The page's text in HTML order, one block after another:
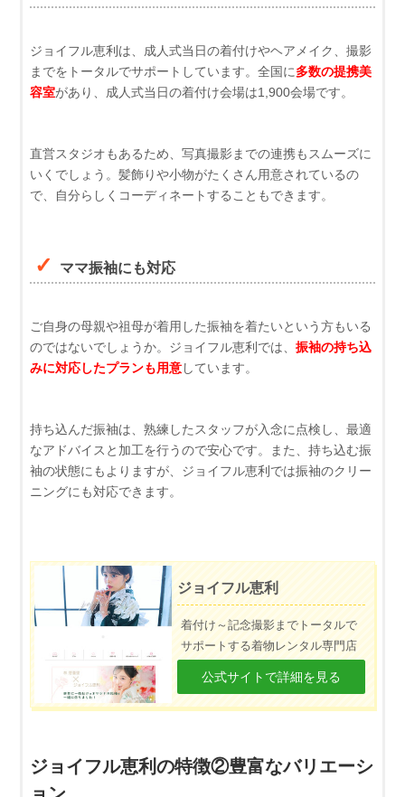
ジョイフル恵利は、成人式当日の着付けやヘアメイク、撮影
までをトータルでサポートしています。全国に多数の提携美
容室があり、成人式当日の着付け会場は1,900会場です。
直営スタジオもあるため、写真撮影までの連携もスムーズに
いくでしょう。髪飾りや小物がたくさん用意されているの
で、自分らしくコーディネートすることもできます。
ママ振袖にも対応
ご自身の母親や祖母が着用した振袖を着たいという方もいる
のではないでしょうか。ジョイフル恵利では、 振袖の持ち込
みに対応したプランも用意しています。
持ち込んだ振袖は、熟練したスタッフが入念に点検し、最適
なアドバイスと加工を行うので安心です。また、持ち込む振
袖の状態にもよりますが、ジョイフル恵利では振袖のクリー
ニングにも対応できます。
ジョイフル恵利
着付け～記念撮影までトータルで
サポートする着物レンタル専門店
公式サイトで詳細を見る
ジョイフル恵利の特徴②豊富なバリエーシ